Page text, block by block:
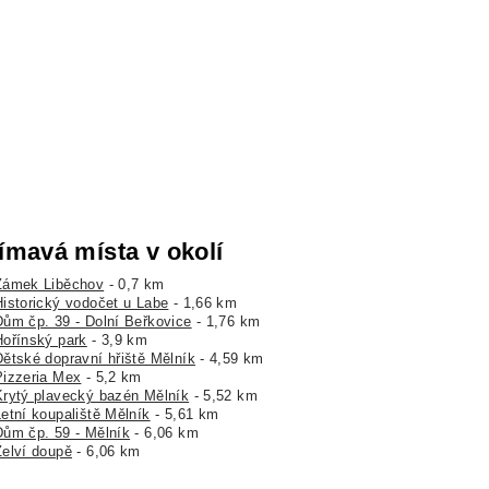
místa v okolí
Liběchov - 0,7 km
vodočet u Labe - 1,66 km
čp. 39 - Dolní Beřkovice - 1,76 km
park - 3,9 km
dopravní hřiště Mělník- 4,59 km
Mex - 5,2 km
plavecký bazén Mělník - 5,52 km
koupaliště Mělník - 5,61 km
čp. 59 - Mělník - 6,06 km
doupě - 6,06 km